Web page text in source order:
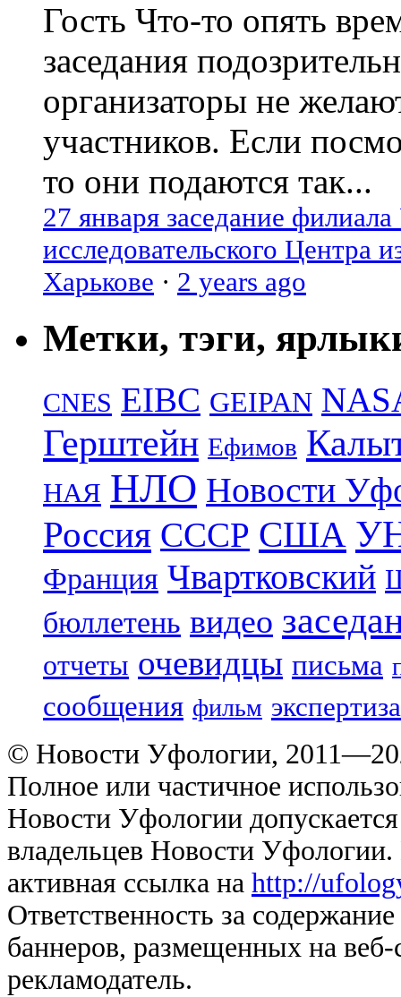
Гость Что-то опять
заседания
организаторы не
участников. Если
то они подаются так...
27 января заседание
исследовательского Центра
Харькове · 2 years ago
Метки, тэги,
CNES EIBC GEIPAN
Герштейн Ефимов
НАЯ НЛО Новости
Россия СССР США
Франция Чвартковский
бюллетень видео
отчеты очевидцы письма
сообщения фильм экспертиза
© Новости Уфологии,
Полное или частичное
Новости Уфологии
владельцев Новости
активная ссылка на http://
Ответственность за
баннеров, размещенных на
рекламодатель.